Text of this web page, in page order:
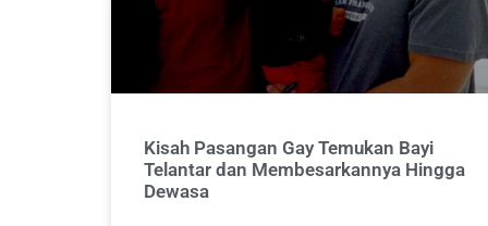
Kisah Pasangan Gay Temukan Bayi
Telantar dan Membesarkannya Hingga
Dewasa